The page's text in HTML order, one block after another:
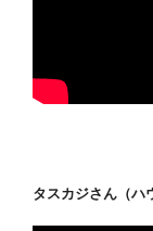
タスカジさん（ハ